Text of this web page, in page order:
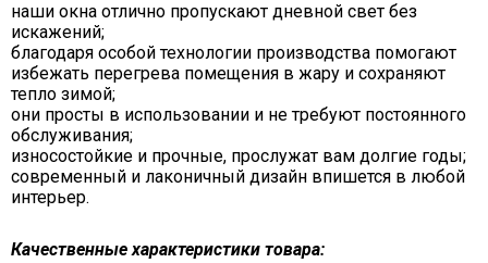
наши окна отлично пропускают дневной свет без
искажений;
благодаря особой технологии производства помогают
избежать перегрева помещения в жару и сохраняют
тепло зимой;
они просты в использовании и не требуют постоянного
обслуживания;
износостойкие и прочные, прослужат вам долгие годы;
современный и лаконичный дизайн впишется в любой
интерьер.
Качественные характеристики товара: